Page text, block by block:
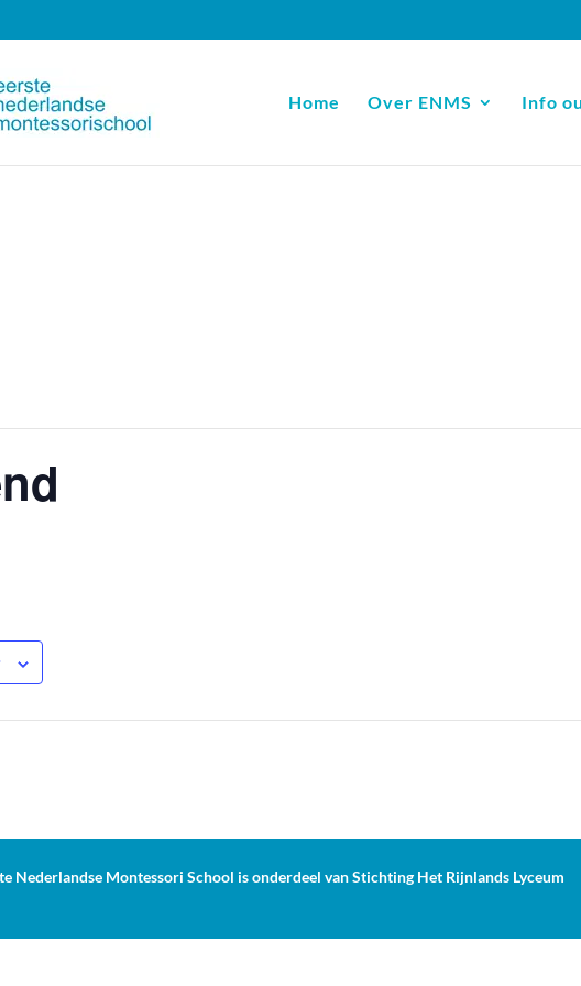
Home Over ENMS Info
Nederlandse Montessori School is onderdeel van Stichting Het Rijnlands Lyceum